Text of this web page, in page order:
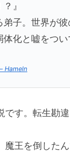
』
子。世界が彼
体化と嘘をつい
Hameln
です。転生勘違
魔王を倒した